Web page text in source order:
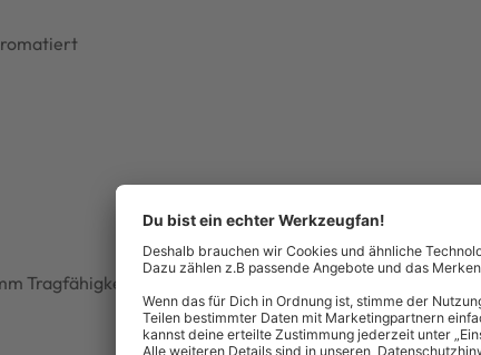
Tragfähigkeit 15 kg mit Anschraubplatte thermoplastischer